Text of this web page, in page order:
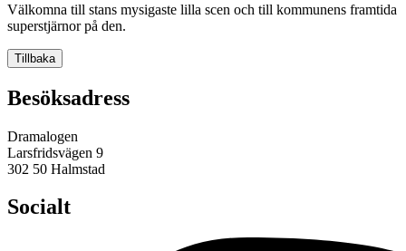
Välkomna till stans mysigaste lilla scen och till kommunens framtida
superstjärnor på den.
Tillbaka
Besöksadress
Dramalogen
Larsfridsvägen 9
302 50 Halmstad
Socialt